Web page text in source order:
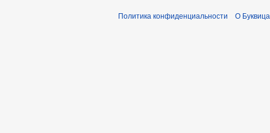
Политика конфиденциальности О Буквица